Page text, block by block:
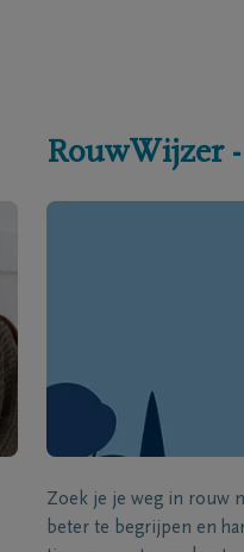
RouwWijzer
Zoek je je weg in rouw
beter te begrijpen en